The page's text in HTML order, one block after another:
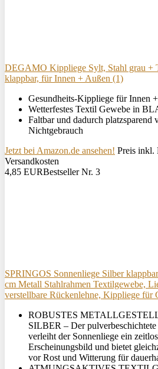
DEGAMO Kippliege Sylt, Stahl grau +
klappbar, für Innen + Außen (1)
Gesundheits-Kippliege für Innen
Wetterfestes Textil Gewebe in
Faltbar und dadurch platzsparend
Nichtgebrauch
Jetzt bei Amazon.de ansehen! Preis inkl.
Versandkosten
4,85 EURBestseller Nr. 3
SPRINGOS Sonnenliege Silber
cm Metall Stahlrahmen Textilgewebe,
verstellbare Rückenlehne, Kippliege für
ROBUSTES
SILBER – Der
verleiht der Sonnenliege ein
Erscheinungsbild und bietet
vor Rost und Witterung für